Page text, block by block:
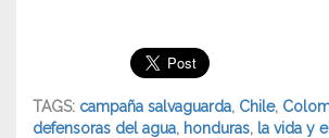
TAGS: campaña salvaguarda, Chile,
defensoras del agua, honduras, la vida y